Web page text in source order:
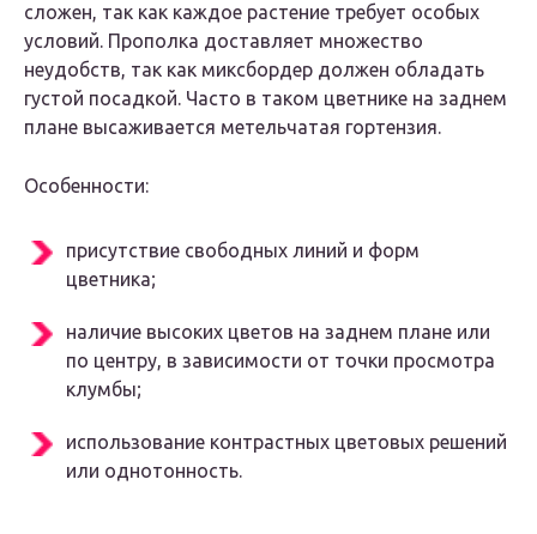
сложен, так как каждое растение требует особых
условий. Прополка доставляет множество
неудобств, так как миксбордер должен обладать
густой посадкой. Часто в таком цветнике на заднем
плане высаживается метельчатая гортензия.
Особенности:
присутствие свободных линий и форм
цветника;
наличие высоких цветов на заднем плане или
по центру, в зависимости от точки просмотра
клумбы;
использование контрастных цветовых решений
или однотонность.